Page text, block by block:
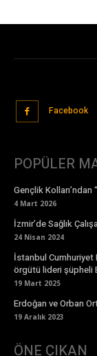
Facebook
POPÜLER
Gençlik Kolları’ndan
4 Mart 2026
İzmir’de Sağlık
24 Nisan 2024
İstanbul Cumhuriyet
örgütü lideri şüpheli
19 Mart 2025
Erdoğan ve Orban
19 Aralık 2023
ÖNE ÇIKAN